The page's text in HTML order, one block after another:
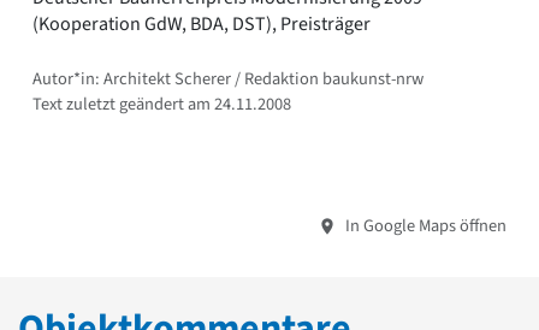
(Kooperation GdW, BDA, DST), Preisträger
Autor*in: Architekt Scherer / Redaktion baukunst-nrw
Text zuletzt geändert am 24.11.2008
In Google Maps öffnen